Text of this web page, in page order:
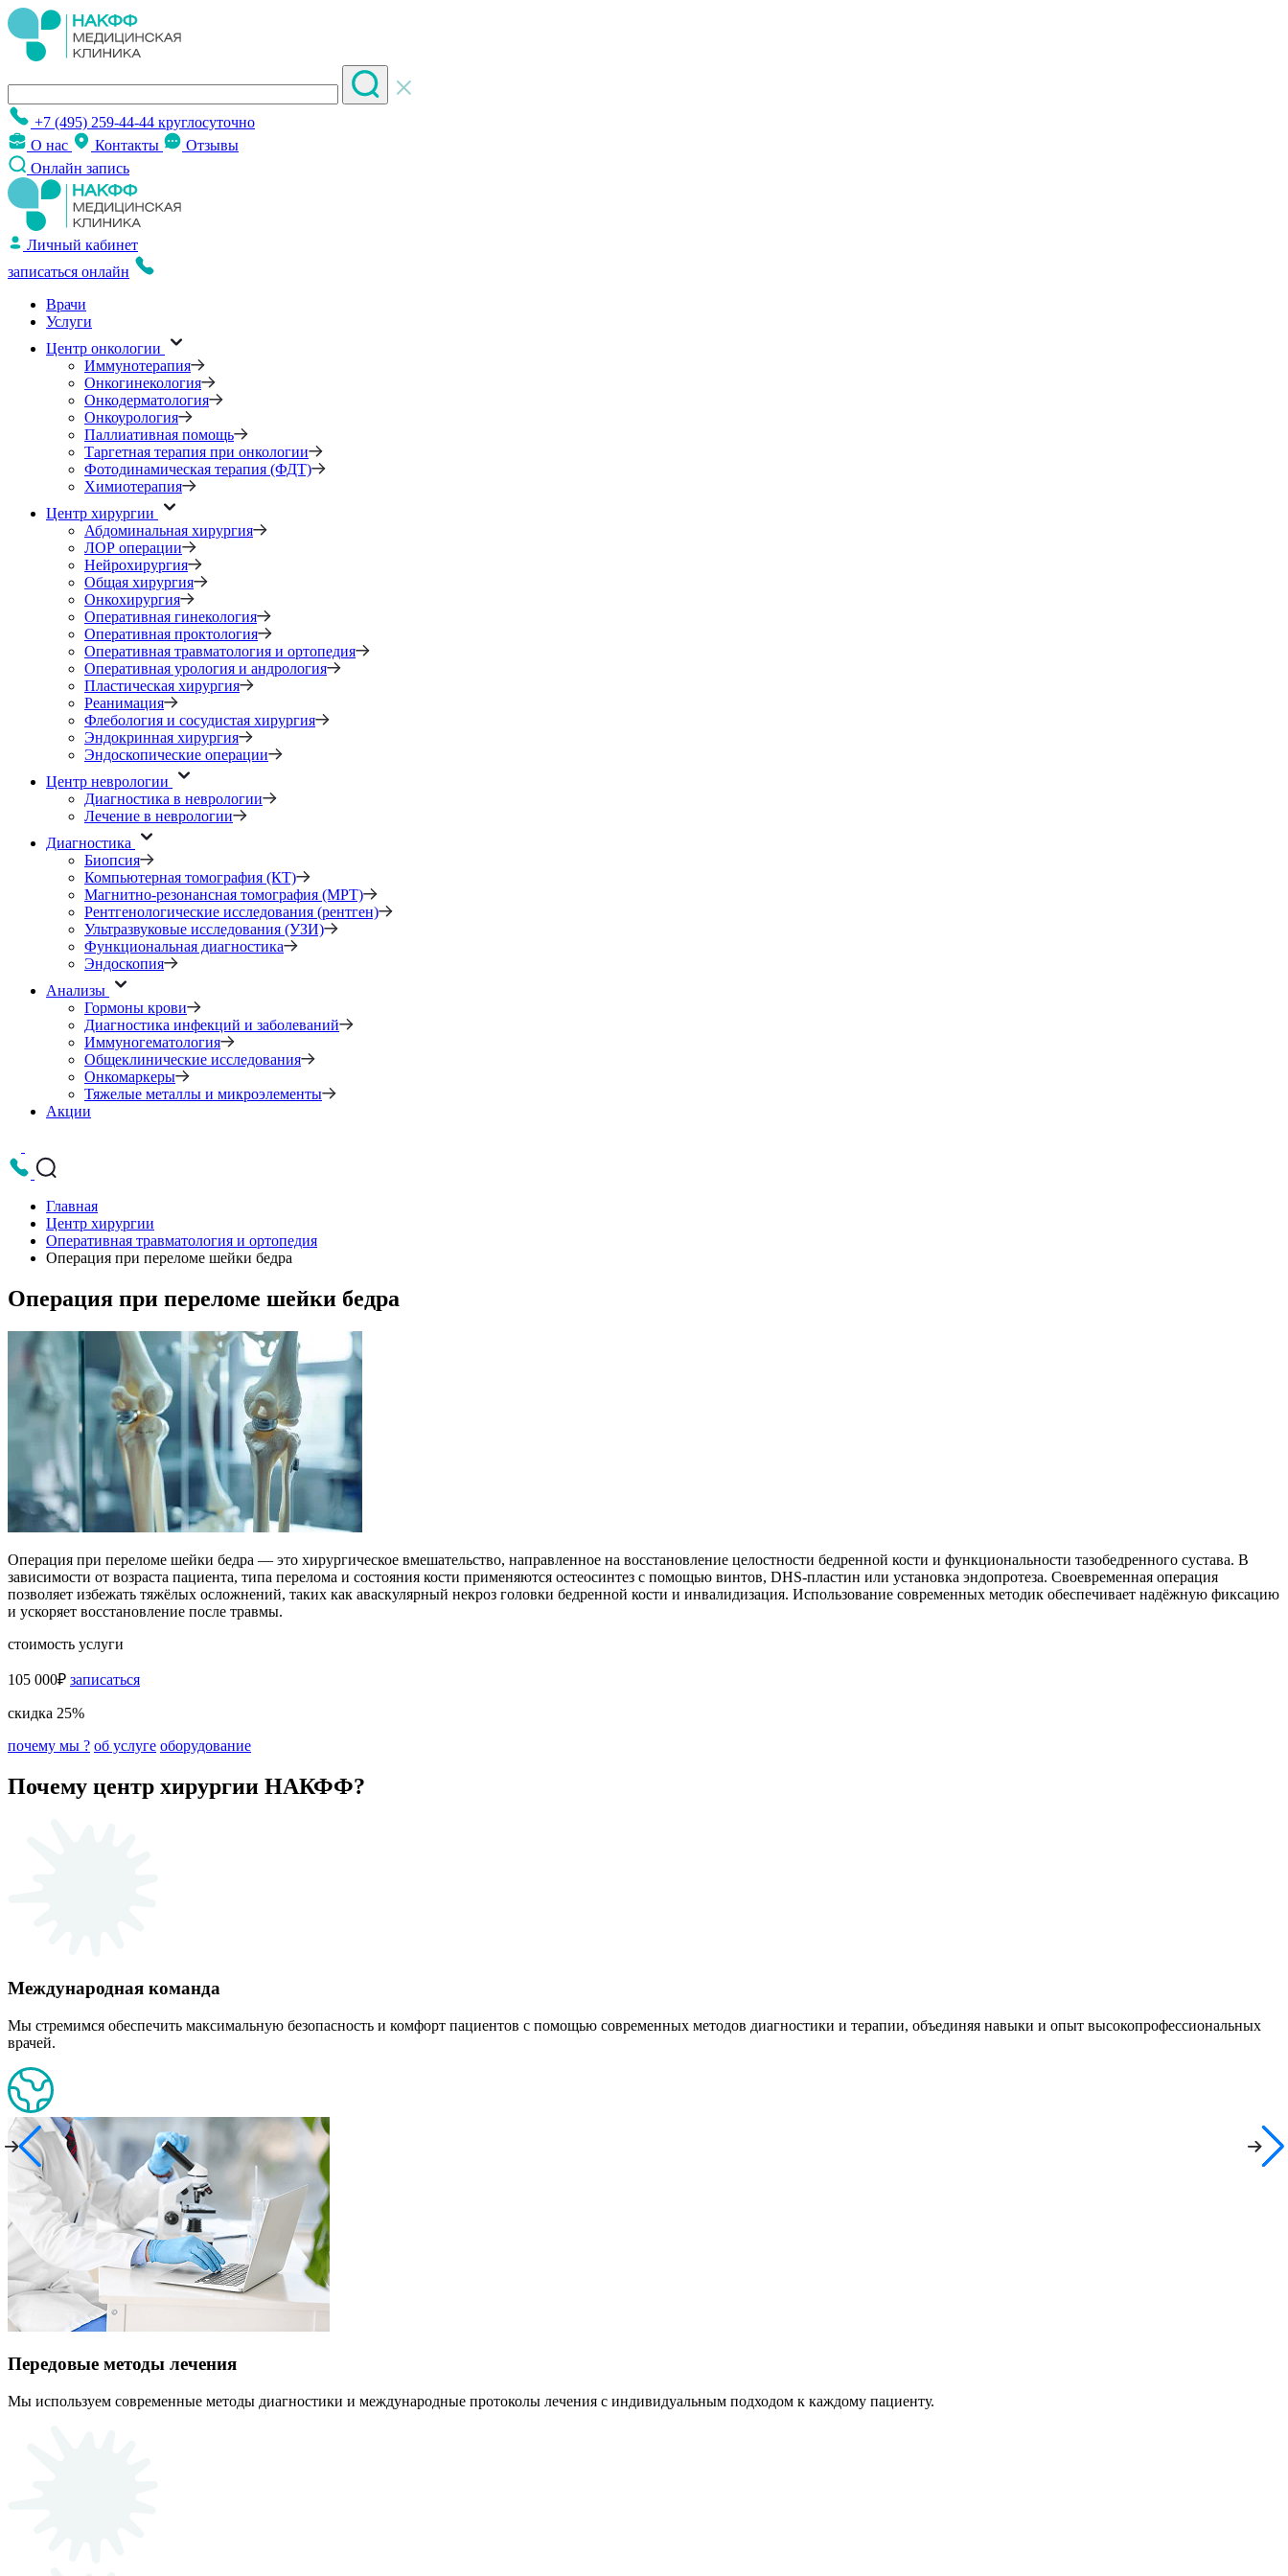
+7 (495) 259-44-44 круглосуточно
О нас
Контакты
Отзывы
Онлайн запись
Личный кабинет
записаться онлайн
Врачи
Услуги
Центр онкологии
Иммунотерапия
Онкогинекология
Онкодерматология
Онкоурология
Паллиативная помощь
Таргетная терапия при онкологии
Фотодинамическая терапия (ФДТ)
Химиотерапия
Центр хирургии
Абдоминальная хирургия
ЛОР операции
Нейрохирургия
Общая хирургия
Онкохирургия
Оперативная гинекология
Оперативная проктология
Оперативная травматология и ортопедия
Оперативная урология и андрология
Пластическая хирургия
Реанимация
Флебология и сосудистая хирургия
Эндокринная хирургия
Эндоскопические операции
Центр неврологии
Диагностика в неврологии
Лечение в неврологии
Диагностика
Биопсия
Компьютерная томография (КТ)
Магнитно-резонансная томография (МРТ)
Рентгенологические исследования (рентген)
Ультразвуковые исследования (УЗИ)
Функциональная диагностика
Эндоскопия
Анализы
Гормоны крови
Диагностика инфекций и заболеваний
Иммуногематология
Общеклинические исследования
Онкомаркеры
Тяжелые металлы и микроэлементы
Акции
Главная
Центр хирургии
Оперативная травматология и ортопедия
Операция при переломе шейки бедра
Операция при переломе шейки бедра
Операция при переломе шейки бедра — это хирургическое вмешательство, направленное на восстановление целостности бедренной кости и функциональности тазобедренного сустава. В
зависимости от возраста пациента, типа перелома и состояния кости применяются остеосинтез с помощью винтов, DHS-пластин или установка эндопротеза. Своевременная операция
позволяет избежать тяжёлых осложнений, таких как аваскулярный некроз головки бедренной кости и инвалидизация. Использование современных методик обеспечивает надёжную фиксацию
и ускоряет восстановление после травмы.
стоимость услуги
105 000₽ записаться
скидка 25%
почему мы ? об услуге оборудование
Почему центр хирургии НАКФФ?
Международная команда
Мы стремимся обеспечить максимальную безопасность и комфорт пациентов с помощью современных методов диагностики и терапии, объединяя навыки и опыт высокопрофессиональных
врачей.
Передовые методы лечения
Мы используем современные методы диагностики и международные протоколы лечения с индивидуальным подходом к каждому пациенту.